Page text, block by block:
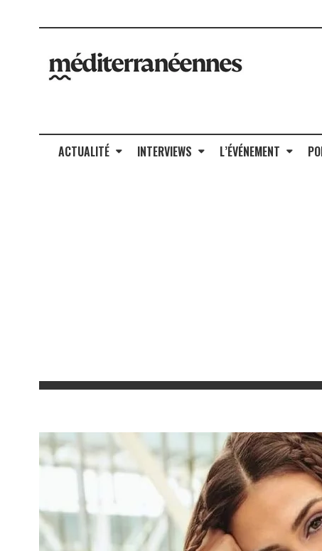
ACTUALITÉ INTERVIEWS L’ÉVÉNEMENT